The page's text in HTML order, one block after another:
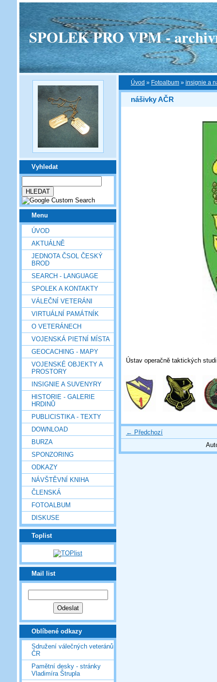
SPOLEK PRO VPM -
Vyhledat
Menu
ÚVOD
AKTUÁLNĚ
JEDNOTA ČSOL ČESKÝ
BROD
SEARCH - LANGUAGE
SPOLEK A KONTAKTY
VÁLEČNÍ VETERÁNI
VIRTUÁLNÍ PAMÁTNÍK
O VETERÁNECH
VOJENSKÁ PIETNÍ MÍSTA
GEOCACHING - MAPY
VOJENSKÉ OBJEKTY A
PROSTORY
INSIGNIE A SUVENYRY
HISTORIE - GALERIE
HRDINŮ
PUBLICISTIKA - TEXTY
DOWNLOAD
BURZA
SPONZORING
ODKAZY
NÁVŠTĚVNÍ KNIHA
ČLENSKÁ
FOTOALBUM
DISKUSE
Toplist
Mail list
Oblíbené odkazy
Sdružení válečných veteránů
ČR
Pamětní desky - stránky
Vladimíra Štrupla
Úvod » Fotoalbum » insignie a
nášivky AČR
Ústav operačně taktických
← Předchozí